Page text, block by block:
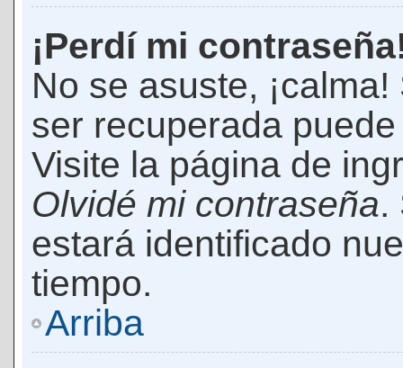
¡Perdí mi
No se asuste,
ser recuperada
Visite la página de
Olvidé mi contraseña.
estará identificado
tiempo.
Arriba